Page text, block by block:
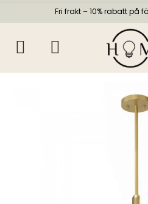
Fri frakt – 10% rabatt på